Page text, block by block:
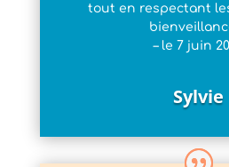
tout en respectant
– le 7 juin
Sylvie